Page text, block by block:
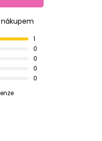
1
0
0
0
0